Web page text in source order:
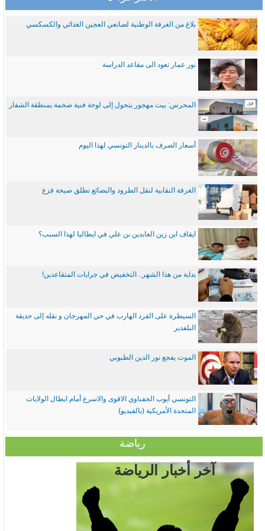
بلاغ من الغرفة الوطنية لصانعي العجين الغذائي والكسكسي
نور عمار تعود الى مقاعد الدراسة
المحرس: بيت مهجور يتحول إلى لوحة فنية ضخمة بمنطقة الشفار
أسعار الصرف بالدينار التونسي لهذا اليوم
الغرفة النقابية لنقل الطرود والبضائع تطلق صيحة فزع
ايقاف ابن زين العابدين بن علي في ايطاليا لهذا السبب؟
بداية من هذا الشهر.. التخفيض في جرايات المتقاعدين!
السيطرة على القرد الهارب في حي المهرجان و نقله إلى حديقة
البلفدير
الموت يفجع نور الدين الطبوبي
التونسي أيوب الحفناوي الاقوى والاسرع أمام ابطال الولايات
المتحدة الأمريكية (بالفيديو)
رياضة
آخر أخبار الرياضة